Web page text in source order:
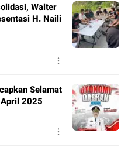
Walter
H. Naili
Selamat
2025